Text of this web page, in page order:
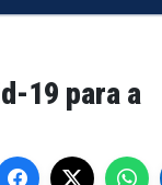
19 para a